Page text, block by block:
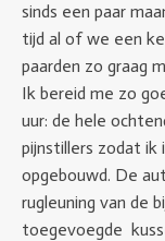
sinds een paar
tijd al of we een
paarden zo graag
Ik bereid me zo
uur: de hele
pijnstillers zodat ik
opgebouwd. De
rugleuning van de
toegevoegde